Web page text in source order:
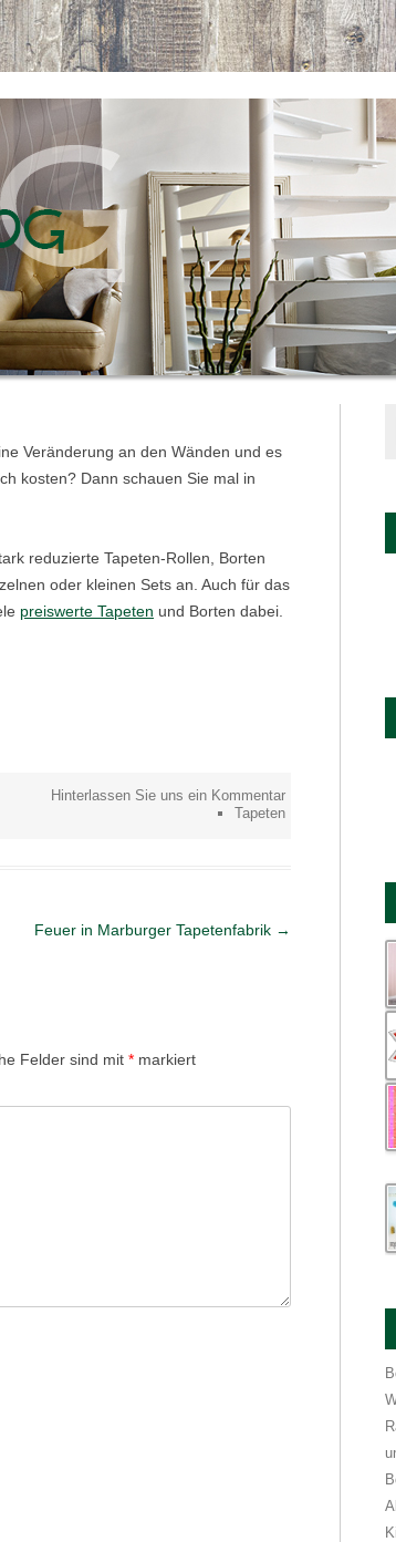
Veränderung an den Wänden und es
kosten? Dann schauen Sie mal in
reduzierte Tapeten-Rollen, Borten
oder kleinen Sets an. Auch für das
preiswerte Tapeten und Borten dabei.
Hinterlassen Sie uns ein Kommentar
Tapeten
Feuer in Marburger Tapetenfabrik →
Felder sind mit * markiert